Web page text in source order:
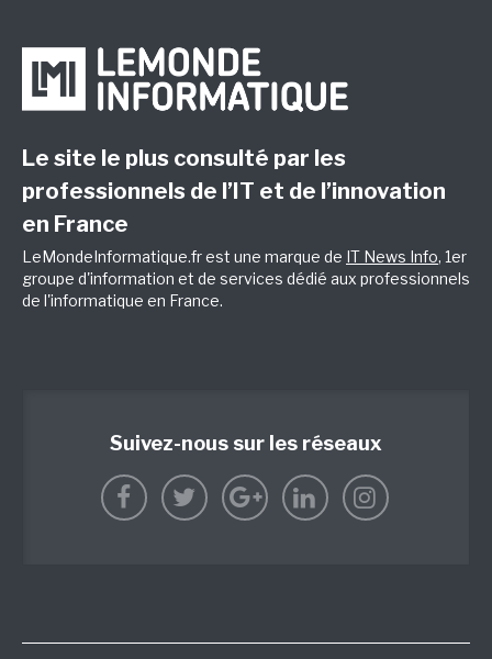
Le site le plus consulté par les
professionnels de l’IT et de l’innovation
en France
LeMondeInformatique.fr est une marque de IT News Info, 1er
groupe d'information et de services dédié aux professionnels
de l'informatique en France.
Suivez-nous sur les réseaux